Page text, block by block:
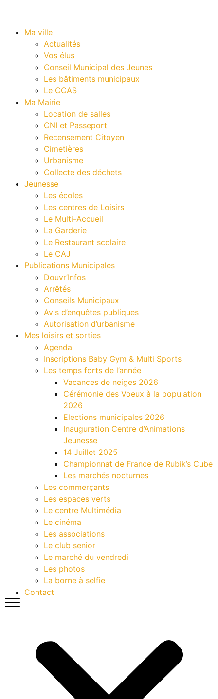
Ma ville
Actualités
Vos élus
Conseil Municipal des Jeunes
Les bâtiments municipaux
Le CCAS
Ma Mairie
Location de salles
CNI et Passeport
Recensement Citoyen
Cimetières
Urbanisme
Collecte des déchets
Jeunesse
Les écoles
Les centres de Loisirs
Le Multi-Accueil
La Garderie
Le Restaurant scolaire
Le CAJ
Publications Municipales
Douvr’Infos
Arrêtés
Conseils Municipaux
Avis d’enquêtes publiques
Autorisation d’urbanisme
Mes loisirs et sorties
Agenda
Inscriptions Baby Gym & Multi Sports
Les temps forts de l’année
Vacances de neiges 2026
Cérémonie des Voeux à la population
2026
Elections municipales 2026
Inauguration Centre d’Animations
Jeunesse
14 Juillet 2025
Championnat de France de Rubik’s Cube
Les marchés nocturnes
Les commerçants
Les espaces verts
Le centre Multimédia
Le cinéma
Les associations
Le club senior
Le marché du vendredi
Les photos
La borne à selfie
Contact